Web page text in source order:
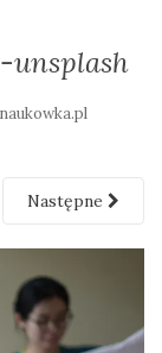
unsplash
naukowka.pl
Następne